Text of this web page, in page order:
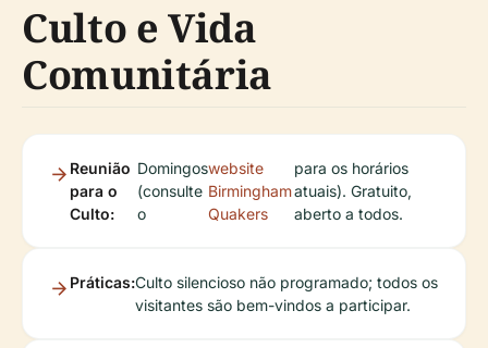
Culto e Vida
Comunitária
Reunião
para o
Culto:
Domingos
(consulte
o
website
Birmingham
Quakers
para os horários
atuais). Gratuito,
aberto a todos.
Práticas:Culto silencioso não programado; todos os
visitantes são bem-vindos a participar.